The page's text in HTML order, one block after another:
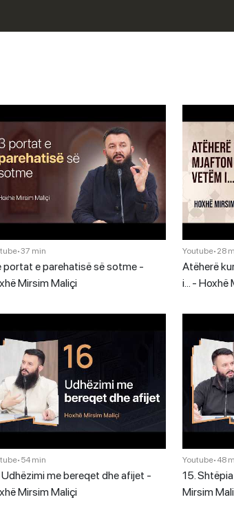
•37 min
portat e parehatisë së sotme -
Mirsim Maliçi
Youtube• 28
Atëherë
i… - Hoxhë
• 54 min
Udhëzimi me bereqet dhe afijet -
Mirsim Maliçi
Youtube• 48
15.
Mirsim